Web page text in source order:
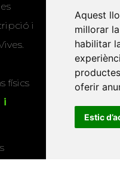
Aquest
millorar
habilitar
oferir
Estic
i
físics
i
publicacions
Twitter